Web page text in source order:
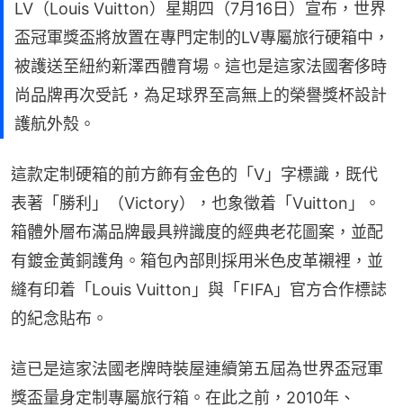
LV（Louis Vuitton）星期四（7月16日）宣布，世界
盃冠軍獎盃將放置在專門定制的LV專屬旅行硬箱中，
被護送至紐約新澤西體育場。這也是這家法國奢侈時
尚品牌再次受託，為足球界至高無上的榮譽獎杯設計
護航外殼。
這款定制硬箱的前方飾有金色的「V」字標識，既代
表著「勝利」（Victory），也象徵着「Vuitton」。
箱體外層布滿品牌最具辨識度的經典老花圖案，並配
有鍍金黃銅護角。箱包內部則採用米色皮革襯裡，並
縫有印着「Louis Vuitton」與「FIFA」官方合作標誌
的紀念貼布。
這已是這家法國老牌時裝屋連續第五屆為世界盃冠軍
獎盃量身定制專屬旅行箱。在此之前，2010年、